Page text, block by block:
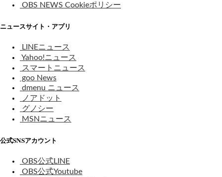
OBS NEWS Cookieポリシー
ニュースサイト・アプリ
LINEニュース
Yahoo!ニュース
スマートニュース
goo News
dmenu ニュース
ノアドット
グノシー
MSNニュース
公式SNSアカウント
OBS公式LINE
OBS公式Youtube